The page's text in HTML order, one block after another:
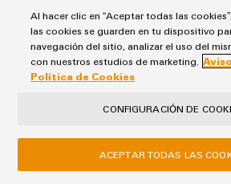
E-Mail
Al hacer clic en “Aceptar todas las
las cookies se guarden en tu dispositivo
navegación del sitio, analizar el uso del
con nuestros estudios de marketing.
Política de Cookies
CONFIGURACIÓN DE
ACEPTAR TODAS LAS